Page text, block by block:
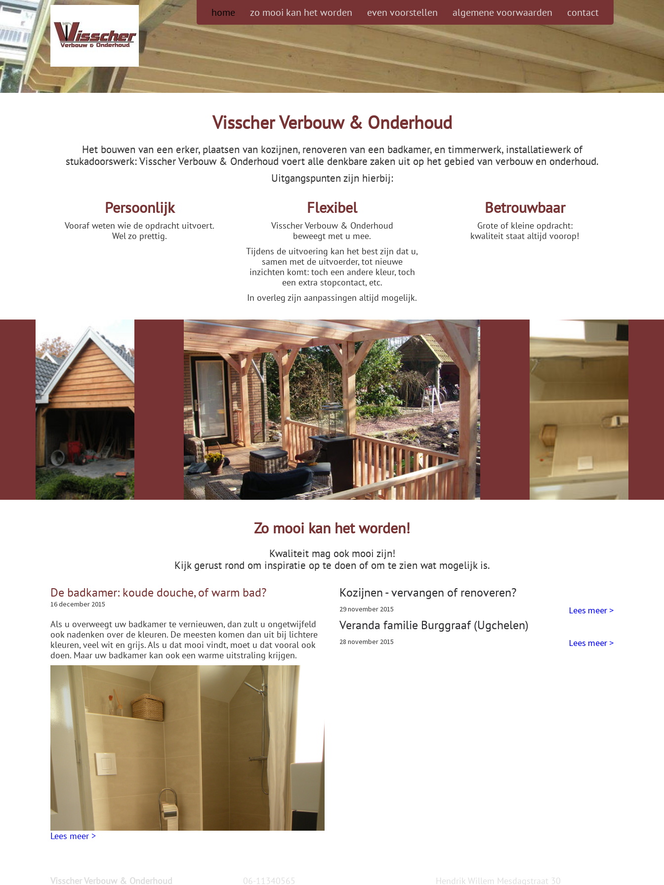
home zo mooi kan het worden even voorstellen algemene voorwaarden contact
Visscher Verbouw & Onderhoud
Het bouwen van een erker, plaatsen van kozijnen, renoveren van een badkamer, en timmerwerk, installatiewerk of
stukadoorswerk: Visscher Verbouw & Onderhoud voert alle denkbare zaken uit op het gebied van verbouw en onderhoud.
Uitgangspunten zijn hierbij:
Persoonlijk
Vooraf weten wie de opdracht uitvoert.
Wel zo prettig.
Flexibel
Visscher Verbouw & Onderhoud
beweegt met u mee.
Tijdens de uitvoering kan het best zijn dat u,
samen met de uitvoerder, tot nieuwe
inzichten komt: toch een andere kleur, toch
een extra stopcontact, etc.
In overleg zijn aanpassingen altijd mogelijk.
Betrouwbaar
Grote of kleine opdracht:
kwaliteit staat altijd voorop!
Zo mooi kan het worden!
Kwaliteit mag ook mooi zijn!
Kijk gerust rond om inspiratie op te doen of om te zien wat mogelijk is.
De badkamer: koude douche, of warm bad?
16 december 2015
Als u overweegt uw badkamer te vernieuwen, dan zult u ongetwijfeld
ook nadenken over de kleuren. De meesten komen dan uit bij lichtere
kleuren, veel wit en grijs. Als u dat mooi vindt, moet u dat vooral ook
doen. Maar uw badkamer kan ook een warme uitstraling krijgen.
Lees meer >
Kozijnen - vervangen of renoveren?
29 november 2015 Lees meer >
Veranda familie Burggraaf (Ugchelen)
28 november 2015 Lees meer >
Visscher Verbouw & Onderhoud 06-11340565 Hendrik Willem Mesdagstraat 30